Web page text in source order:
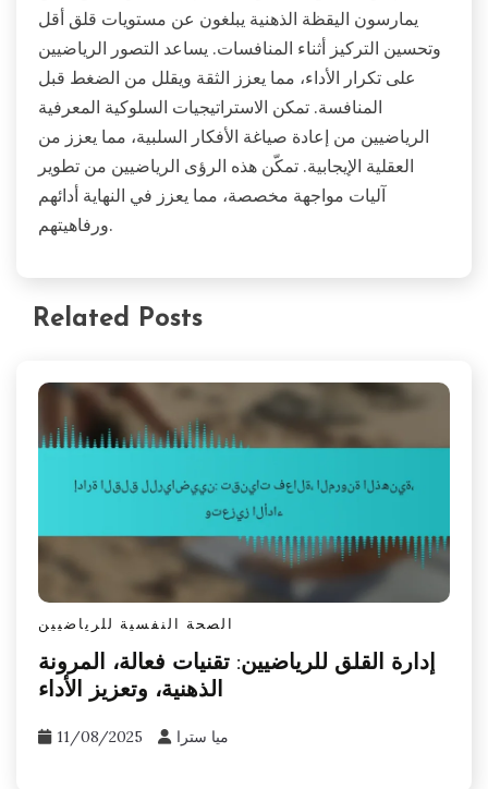
يمارسون اليقظة الذهنية يبلغون عن مستويات قلق أقل
وتحسين التركيز أثناء المنافسات. يساعد التصور الرياضيين
على تكرار الأداء، مما يعزز الثقة ويقلل من الضغط قبل
المنافسة. تمكن الاستراتيجيات السلوكية المعرفية
الرياضيين من إعادة صياغة الأفكار السلبية، مما يعزز من
العقلية الإيجابية. تمكّن هذه الرؤى الرياضيين من تطوير
آليات مواجهة مخصصة، مما يعزز في النهاية أدائهم
ورفاهيتهم.
Related Posts
الصحة النفسية للرياضيين
إدارة القلق للرياضيين: تقنيات فعالة، المرونة
الذهنية، وتعزيز الأداء
11/08/2025 ميا سترا